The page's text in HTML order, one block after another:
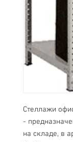
Стеллажи
-
на складе, в